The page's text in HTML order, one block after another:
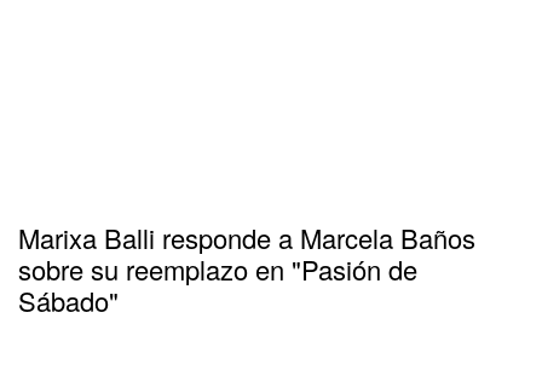
Marixa Balli responde a Marcela Baños
sobre su reemplazo en "Pasión de
Sábado"